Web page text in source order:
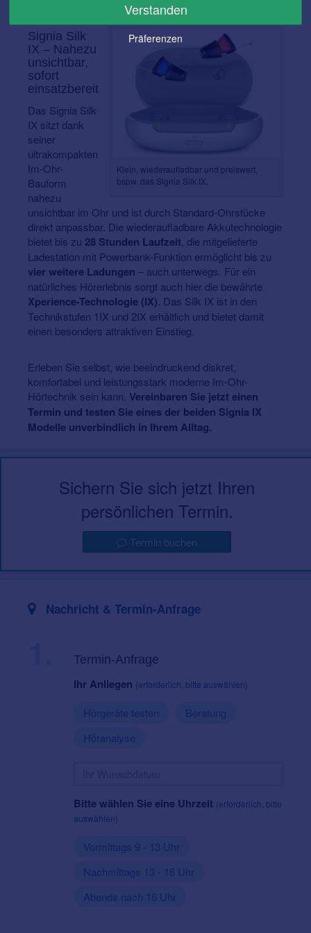
Klein, wiederaufladbar und preiswert,
bspw. das Signia Silk IX.
Signia Silk
IX – Nahezu
unsichtbar,
sofort
einsatzbereit
Das Signia Silk
IX sitzt dank
seiner
ultrakompakten
Im-Ohr-
Bauform
nahezu
unsichtbar im Ohr und ist durch Standard-Ohrstücke
direkt anpassbar. Die wiederaufladbare Akkutechnologie
bietet bis zu 28 Stunden Laufzeit , die mitgelieferte
Ladestation mit Powerbank-Funktion ermöglicht bis zu
vier weitere Ladungen – auch unterwegs. Für ein
natürliches Hörerlebnis sorgt auch hier die bewährte
Xperience-Technologie (IX) . Das Silk IX ist in den
Technikstufen 1IX und 2IX erhältlich und bietet damit
einen besonders attraktiven Einstieg.
Erleben Sie selbst, wie beeindruckend diskret,
komfortabel und leistungsstark moderne Im-Ohr-
Hörtechnik sein kann. Vereinbaren Sie jetzt einen
Termin und testen Sie eines der beiden Signia IX
Modelle unverbindlich in Ihrem Alltag.
Sichern Sie sich jetzt Ihren
persönlichen Termin.
Termin buchen
Nachricht & Termin-Anfrage
Termin-Anfrage
Ihr Anliegen (erforderlich, bitte auswählen)
Hörgeräte testen
Beratung
Höranalyse
Bitte wählen Sie eine Uhrzeit (erforderlich, bitte
auswählen)
Vormittags 9 - 13 Uhr
Nachmittags 13 - 16 Uhr
Abends nach 16 Uhr
Verstanden
Präferenzen